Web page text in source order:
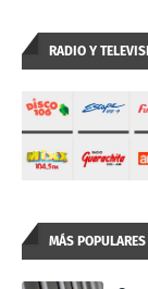
RADIO Y
MÁS POPULARES